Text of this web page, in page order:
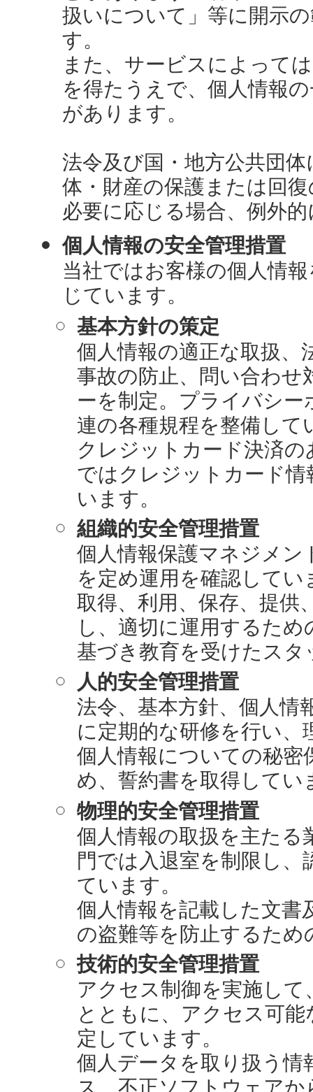
扱いについて」等に開示
す。
また、サービスによって
を得たうえで、個人情報
があります。
法令及び国・地方公共団
体・財産の保護または回
必要に応じる場合、例外
個人情報の安全管理措置
当社ではお客様の個人情
じています。
基本方針の策定
個人情報の適正な取扱
事故の防止、問い合わ
ーを制定。プライバシ
連の各種規程を整備して
クレジットカード決済
ではクレジットカード
います。
組織的安全管理措置
個人情報保護マネジメ
を定め運用を確認してい
取得、利用、保存、提供
し、適切に運用するた
基づき教育を受けたス
人的安全管理措置
法令、基本方針、個人情
に定期的な研修を行い
個人情報についての秘
め、誓約書を取得してい
物理的安全管理措置
個人情報の取扱を主た
門では入退室を制限し
ています。
個人情報を記載した文書
の盗難等を防止するた
技術的安全管理措置
アクセス制御を実施し
とともに、アクセス可
定しています。
個人データを取り扱う
ス、不正ソフトウェア